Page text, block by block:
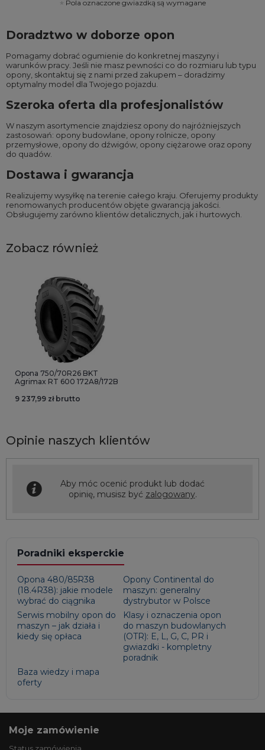
Pola oznaczone gwiazdką są wymagane
Doradztwo w doborze opon
Pomagamy dobrać ogumienie do konkretnej maszyny i
warunków pracy. Jeśli nie masz pewności co do rozmiaru lub typu
opony, skontaktuj się z nami przed zakupem – doradzimy
optymalny model dla Twojego pojazdu.
Szeroka oferta dla profesjonalistów
W naszym asortymencie znajdziesz opony do najróżniejszych
zastosowań: opony budowlane opony rolnicze opony
przemysłowe opony do dźwigów opony ciężarowe oraz opony
do quadów
Dostawa i gwarancja
Realizujemy wysyłkę na terenie całego kraju. Oferujemy produkty
renomowanych producentów objęte gwarancją jakości.
Obsługujemy zarówno klientów detalicznych, jak i hurtowych.
Zobacz również
Opona 750/70R26 BKT
Agrimax RT 600 172A8/172B
9 237,99 zł brutto
Opinie naszych klientów
Aby móc ocenić produkt lub dodać
opinię, musisz być zalogowany.
Poradniki eksperckie
Opona 480/85R38
(18.4R38): jakie modele
wybrać do ciągnika
Opony Continental do
maszyn: generalny
dystrybutor w Polsce
Serwis mobilny opon do
maszyn – jak działa i
kiedy się opłaca
Klasy i oznaczenia opon
do maszyn budowlanych
(OTR): E, L, G, C, PR i
gwiazdki - kompletny
poradnik
Baza wiedzy i mapa
oferty
Moje zamówienie